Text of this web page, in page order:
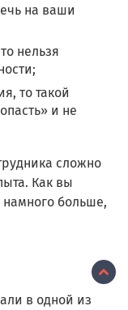
на ваши
нельзя
то такой
и не
сложно
Как вы
намного больше,
в одной из